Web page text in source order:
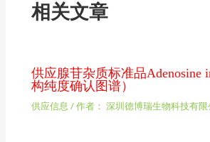
相关文章
供应腺苷杂质标准品Adenosine
构纯度确认图谱）
供应信息 / 作者： 深圳德博瑞生物科技有限